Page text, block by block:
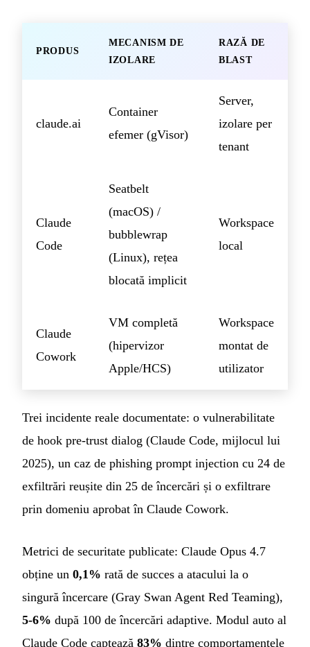
PRODUS
MECANISM DE
IZOLARE
RAZĂ DE
BLAST
claude.ai
Container
efemer (gVisor)
Server,
izolare per
tenant
Claude
Code
Seatbelt
(macOS) /
bubblewrap
(Linux), rețea
blocată implicit
Workspace
local
Claude
Cowork
VM completă
(hipervizor
Apple/HCS)
Workspace
montat de
utilizator
Trei incidente reale documentate: o vulnerabilitate
de hook pre-trust dialog (Claude Code, mijlocul lui
2025), un caz de phishing prompt injection cu 24 de
exfiltrări reușite din 25 de încercări și o exfiltrare
prin domeniu aprobat în Claude Cowork.
Metrici de securitate publicate: Claude Opus 4.7
obține un 0,1% rată de succes a atacului la o
singură încercare (Gray Swan Agent Red Teaming),
5-6% după 100 de încercări adaptive. Modul auto al
Claude Code captează 83% dintre comportamentele